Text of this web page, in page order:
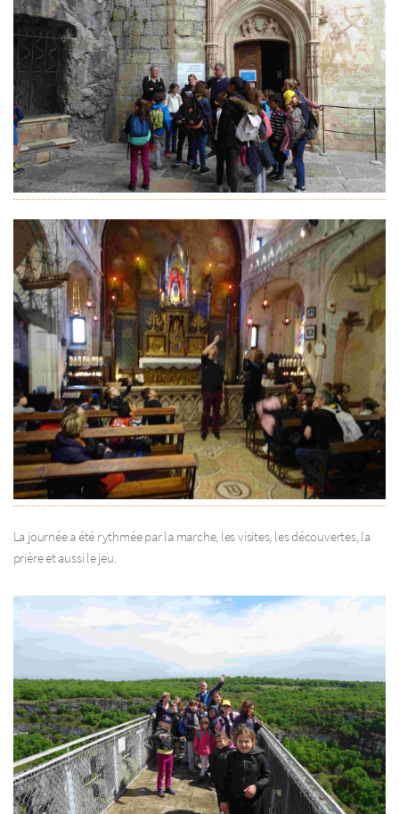
La journée a été rythmée par la marche, les visites, les découvertes, la
prière et aussi le jeu.